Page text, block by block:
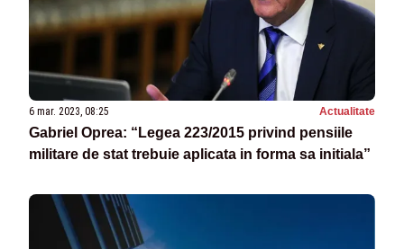
6 mar. 2023, 08:25 Actualitate
Gabriel Oprea: “Legea 223/2015 privind pensiile
militare de stat trebuie aplicata in forma sa initiala”